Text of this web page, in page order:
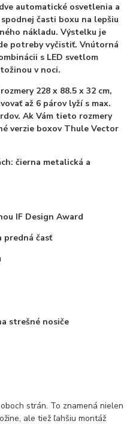
automatické osvetlenia a
časti boxu na lepšiu
nákladu. Výstelku je
potreby vyčistiť. Vnútorná
s LED svetlom
v noci.
228 x 88.5 x 32 cm,
až 6 párov lyží s max.
Ak Vám tieto rozmery
verzie boxov Thule Vector
čierna metalická a
IF Design Award
predná časť
strešné nosiče
strán. To znamená nielen
ale tiež ľahšiu montáž